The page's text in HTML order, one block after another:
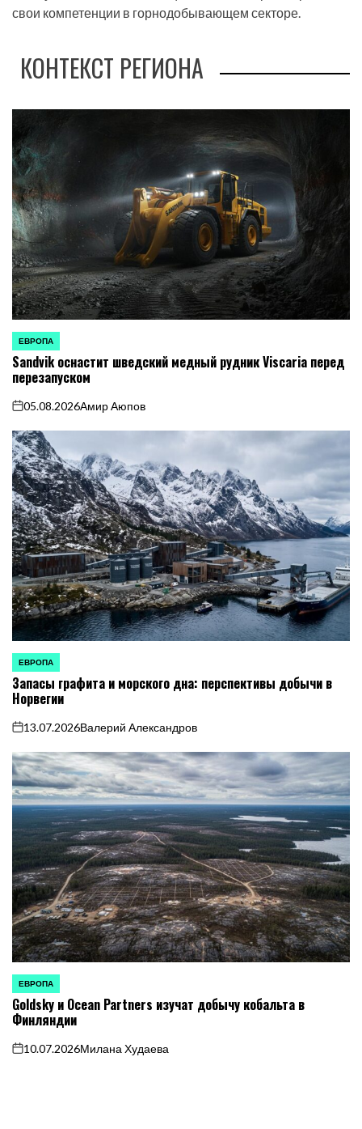
свои компетенции в горнодобывающем секторе.
КОНТЕКСТ РЕГИОНА
ОПУБЛИКОВАНО
В
ЕВРОПА
Sandvik оснастит шведский медный рудник Viscaria перед
перезапуском
on
05.08.2026Амир Аюпов
ОПУБЛИКОВАНО
В
ЕВРОПА
Запасы графита и морского дна: перспективы добычи в
Норвегии
on
13.07.2026Валерий Александров
ОПУБЛИКОВАНО
В
ЕВРОПА
Goldsky и Ocean Partners изучат добычу кобальта в
Финляндии
on
10.07.2026Милана Худаева